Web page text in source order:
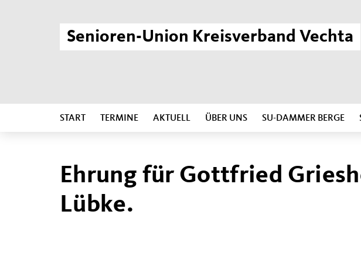
Senioren-Union Kreisverband Vechta
START TERMINE AKTUELL ÜBER UNS SU-DAMMER BERGE
Ehrung für Gottfried
Lübke.